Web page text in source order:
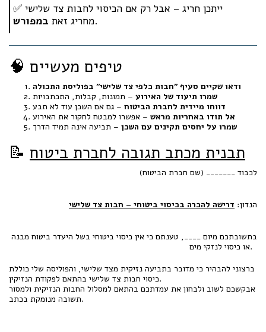
✅ ייתכן חריג – אבל רק אם הכיסוי לחבות צד שלישי
מחריג זאת במפורש .
🧠 טיפים מעשיים
ודאו שקיים סעיף "חבות כלפי צד שלישי" בפוליסת התכולה
שמרו תיעוד של האירוע – תמונות, קבלות, התכתבויות
דווחו מיידית לחברת הביטוח – גם אם השכן עוד לא תבע
אל תודו באחריות מראש – אפשרו למבטח לחקור את האירוע
שמרו על יחסים תקינים עם השכן – תביעה אינה תמיד הדרך
📝 תבנית מכתב תגובה לחברת ביטוח
לכבוד _______ (שם חברת הביטוח)
הנדון: דרישה להכרה בכיסוי ביטוחי – חבות צד שלישי
בתשובתכם מיום ____, טענתם כי אין כיסוי ביטוחי בשל היעדר ביטוח מבנה
או כיסוי לנזקי מים.
ברצוני להבהיר כי מדובר בתביעה נזיקית מצד שלישי, והפוליסה שלי כוללת
כיסוי חבות צד שלישי בהתאם לפקודת הנזיקין.
אבקשכם לשוב ולבחון את עמדתכם בהתאם למסלול החבות הנזיקית ולמסור
תשובה מנומקת בכתב.